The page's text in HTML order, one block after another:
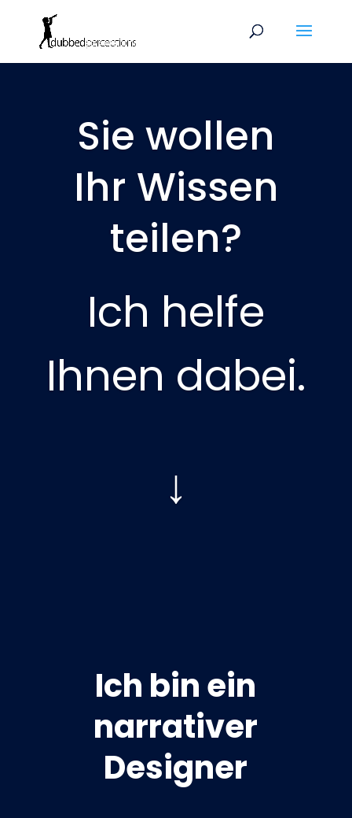
Sie wollen
Ihr Wissen
teilen?
Ich helfe
Ihnen dabei.
↓
Ich bin ein
narrativer
Designer